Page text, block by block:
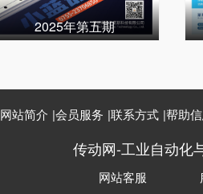
2025年第五期
网站简介 |会员服务 |联系方式 |帮助
传动网-工业自动化
网站客服